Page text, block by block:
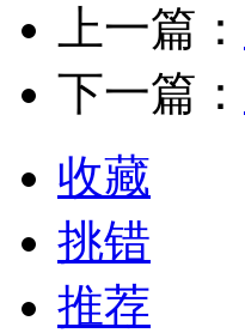
上一篇：
下一篇：
收藏
挑错
推荐